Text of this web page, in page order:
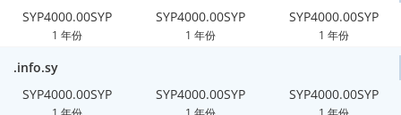
SYP4000.00SYP
1 年份
SYP4000.00SYP
1 年份
SYP4000.00SYP
1 年份
.info.sy
SYP4000.00SYP
SYP4000.00SYP SYP4000.00SYP